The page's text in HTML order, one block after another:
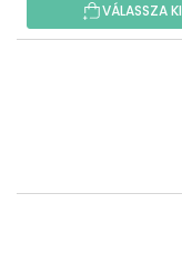
VÁLASSZA KI